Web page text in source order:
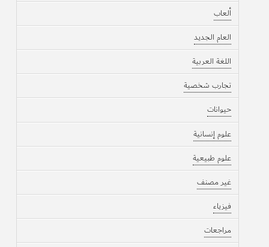
ألعاب
العام الجديد
اللغة العربية
تجارب شخصية
حيوانات
علوم إنسانية
علوم طبيعية
غير مصنف
فيزياء
مراجعات